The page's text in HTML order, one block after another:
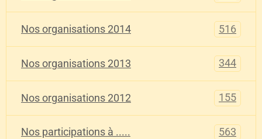
Nos organisations 2014 516
Nos organisations 2013 344
Nos organisations 2012 155
Nos participations à ..... 563